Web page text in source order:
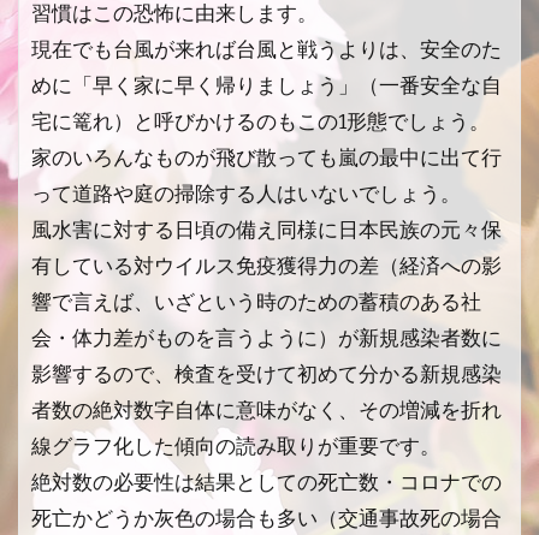
習慣はこの恐怖に由来します。
現在でも台風が来れば台風と戦うよりは、安全のた
めに「早く家に早く帰りましょう」（一番安全な自
宅に篭れ）と呼びかけるのもこの1形態でしょう。
家のいろんなものが飛び散っても嵐の最中に出て行
って道路や庭の掃除する人はいないでしょう。
風水害に対する日頃の備え同様に日本民族の元々保
有している対ウイルス免疫獲得力の差（経済への影
響で言えば、いざという時のための蓄積のある社
会・体力差がものを言うように）が新規感染者数に
影響するので、検査を受けて初めて分かる新規感染
者数の絶対数字自体に意味がなく、その増減を折れ
線グラフ化した傾向の読み取りが重要です。
絶対数の必要性は結果としての死亡数・コロナでの
死亡かどうか灰色の場合も多い（交通事故死の場合